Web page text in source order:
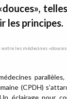
les principes.
(CPDH)
éclairage pour